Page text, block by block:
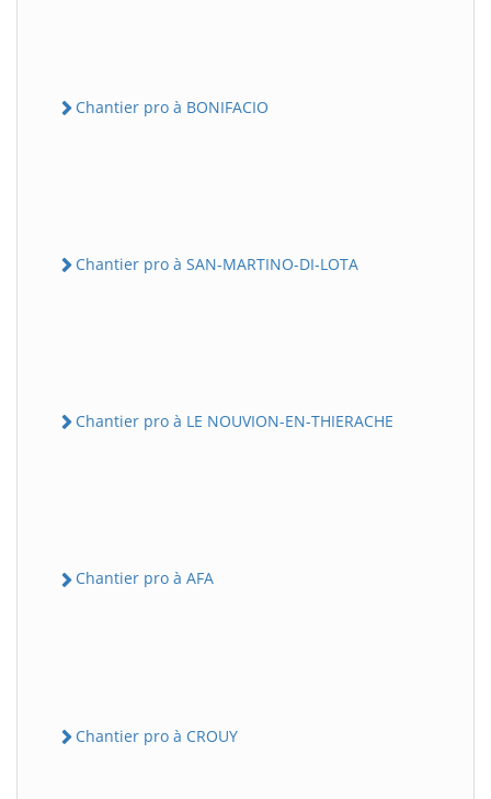
Chantier pro à BONIFACIO
Chantier pro à SAN-MARTINO-DI-LOTA
Chantier pro à LE NOUVION-EN-THIERACHE
Chantier pro à AFA
Chantier pro à CROUY